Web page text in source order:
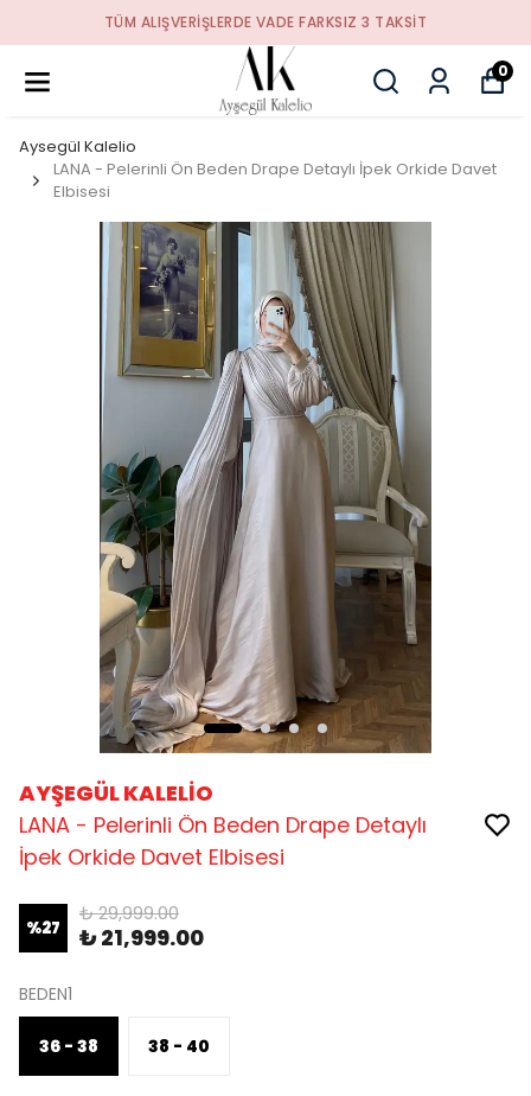
TÜM ALIŞVERIŞLERDE VADE FARKSIZ 3 TAKSIT
0
Aysegül Kalelio
LANA - Pelerinli Ön Beden Drape Detaylı İpek Orkide Davet
Elbisesi
AYŞEGÜL KALELİO
LANA - Pelerinli Ön Beden Drape Detaylı
İpek Orkide Davet Elbisesi
%27
₺ 29,999.00
₺ 21,999.00
BEDEN1
36 - 38 38 - 40